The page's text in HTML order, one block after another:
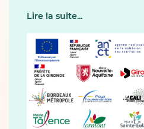
Lire la suite...